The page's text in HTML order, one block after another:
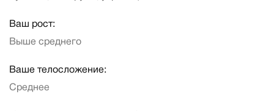
Ваш рост:
Выше среднего
Ваше телосложение:
Среднее